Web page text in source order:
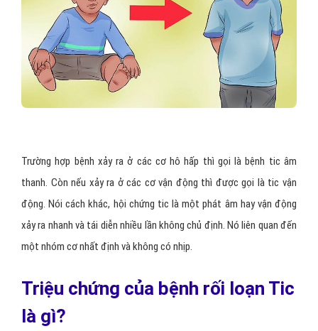
Trường hợp bệnh xảy ra ở các cơ hô hấp thì gọi là bệnh tic âm
thanh. Còn nếu xảy ra ở các cơ vận động thì được gọi là tic vận
động. Nói cách khác, hội chứng tic là một phát âm hay vận động
xảy ra nhanh và tái diễn nhiều lần không chủ định. Nó liên quan đến
một nhóm cơ nhất định và không có nhịp.
Triệu chứng của bệnh rối loạn Tic
là gì?